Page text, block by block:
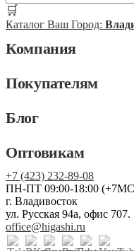
🛒
Каталог Ваш Город:
Компания
Покупателям
Блог
Оптовикам
+7 (423) 232-89-08
ПН-ПТ 09:00-18:00
г. Владивосток
ул. Русская 94а, офис 707.
office@higashi.ru